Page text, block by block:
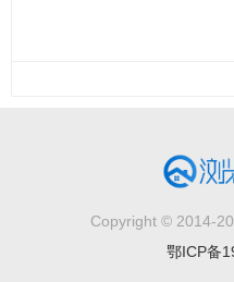
Copyright © 2014-
鄂ICP备